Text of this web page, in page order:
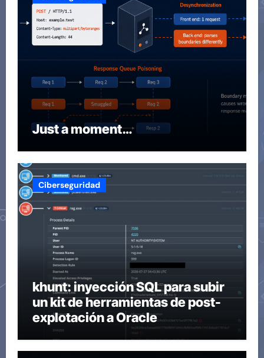
Just a moment…
Ciberseguridad
khunt: inyección SQL para subir
un kit de herramientas de post-
explotación a Oracle